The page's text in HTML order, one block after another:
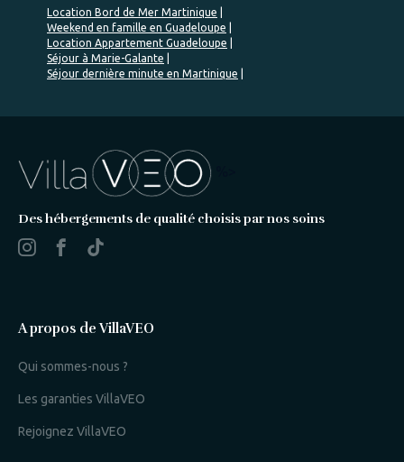
Location Bord de Mer Martinique
Weekend en famille en Guadeloupe
Location Appartement Guadeloupe
Séjour à Marie-Galante
Séjour dernière minute en Martinique
Des hébergements de qualité choisis par nos soins
A propos de VillaVEO
Qui sommes-nous ?
Les garanties VillaVEO
Rejoignez VillaVEO